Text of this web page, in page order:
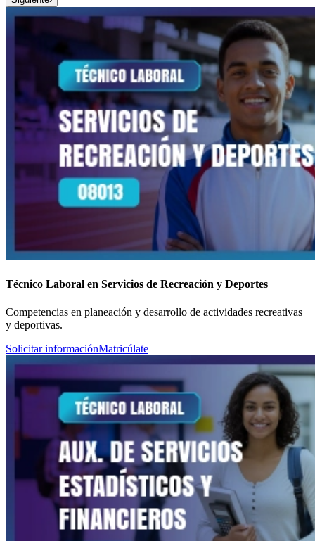
Técnico Laboral en Servicios de Recreación y Deportes
Competencias en planeación y desarrollo de actividades recreativas
y deportivas.
Solicitar informaciónMatricúlate